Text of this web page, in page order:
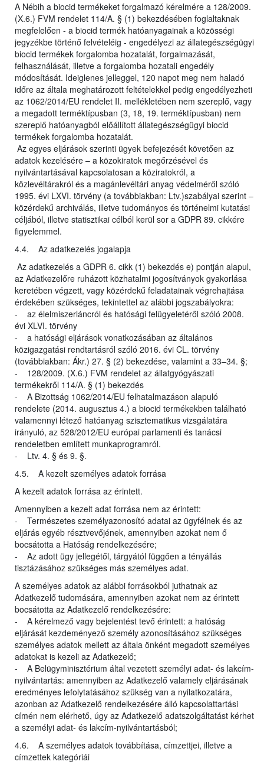
A Nébih a biocid termékeket forgalmazó kérelmére a 128/2009.
(X.6.) FVM rendelet 114/A. § (1) bekezdésében foglaltaknak
megfelelően - a biocid termék hatóanyagainak a közösségi
jegyzékbe történő felvételéig - engedélyezi az állategészségügyi
biocid termékek forgalomba hozatalát, forgalmazását,
felhasználását, illetve a forgalomba hozatali engedély
módosítását. Ideiglenes jelleggel, 120 napot meg nem haladó
időre az általa meghatározott feltételekkel pedig engedélyezheti
az 1062/2014/EU rendelet II. mellékletében nem szereplő, vagy
a megadott terméktípusban (3, 18, 19. terméktípusban) nem
szereplő hatóanyagból előállított állategészségügyi biocid
termékek forgalomba hozatalát.
Az egyes eljárások szerinti ügyek befejezését követően az
adatok kezelésére – a közokiratok megőrzésével és
nyilvántartásával kapcsolatosan a köziratokról, a
közlevéltárakról és a magánlevéltári anyag védelméről szóló
1995. évi LXVI. törvény (a továbbiakban: Ltv.)szabályai szerint –
közérdekű archiválás, illetve tudományos és történelmi kutatási
céljából, illetve statisztikai célból kerül sor a GDPR 89. cikkére
figyelemmel.
4.4. Az adatkezelés jogalapja
Az adatkezelés a GDPR 6. cikk (1) bekezdés e) pontján alapul,
az Adatkezelőre ruházott közhatalmi jogosítványok gyakorlása
keretében végzett, vagy közérdekű feladatainak végrehajtása
érdekében szükséges, tekintettel az alábbi jogszabályokra:
- az élelmiszerláncról és hatósági felügyeletéről szóló 2008.
évi XLVI. törvény
- a hatósági eljárások vonatkozásában az általános
közigazgatási rendtartásról szóló 2016. évi CL. törvény
(továbbiakban: Ákr.) 27. § (2) bekezdése, valamint a 33–34. §;
- 128/2009. (X.6.) FVM rendelet az állatgyógyászati
termékekről 114/A. § (1) bekezdés
- A Bizottság 1062/2014/EU felhatalmazáson alapuló
rendelete (2014. augusztus 4.) a biocid termékekben található
valamennyi létező hatóanyag szisztematikus vizsgálatára
irányuló, az 528/2012/EU európai parlamenti és tanácsi
rendeletben említett munkaprogramról.
- Ltv. 4. § és 9. §.
4.5. A kezelt személyes adatok forrása
A kezelt adatok forrása az érintett.
Amennyiben a kezelt adat forrása nem az érintett:
- Természetes személyazonosító adatai az ügyfélnek és az
eljárás egyéb résztvevőjének, amennyiben azokat nem ő
bocsátotta a Hatóság rendelkezésére;
- Az adott ügy jellegétől, tárgyától függően a tényállás
tisztázásához szükséges más személyes adat.
A személyes adatok az alábbi forrásokból juthatnak az
Adatkezelő tudomására, amennyiben azokat nem az érintett
bocsátotta az Adatkezelő rendelkezésére:
- A kérelmező vagy bejelentést tevő érintett: a hatóság
eljárását kezdeményező személy azonosításához szükséges
személyes adatok mellett az általa önként megadott személyes
adatokat is kezeli az Adatkezelő;
- A Belügyminisztérium által vezetett személyi adat- és lakcím-
nyilvántartás: amennyiben az Adatkezelő valamely eljárásának
eredményes lefolytatásához szükség van a nyilatkozatára,
azonban az Adatkezelő rendelkezésére álló kapcsolattartási
címén nem elérhető, úgy az Adatkezelő adatszolgáltatást kérhet
a személyi adat- és lakcím-nyilvántartásból;
4.6. A személyes adatok továbbítása, címzettjei, illetve a
címzettek kategóriái